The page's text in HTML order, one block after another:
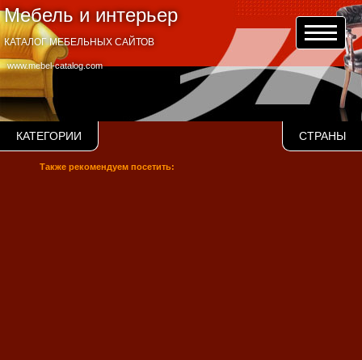
Мебель и интерьер
www.mebel-catalog.com
КАТАЛОГ МЕБЕЛЬНЫХ САЙТОВ
КАТЕГОРИИ СТРАНЫ
Также рекомендуем посетить: